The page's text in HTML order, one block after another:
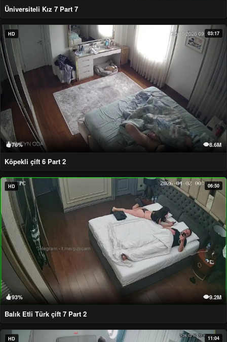
Üniversiteli Kız 7 Part 7
HD 03:17
76% 8.6M
Köpekli çift 6 Part 2
HD 06:50
93% 9.2M
Balık Etli Türk çift 7 Part 2
HD 11:04